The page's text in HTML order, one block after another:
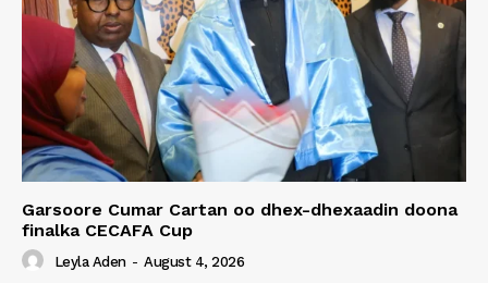
Garsoore Cumar Cartan oo dhex-dhexaadin doona
finalka CECAFA Cup
Leyla Aden - August 4, 2026